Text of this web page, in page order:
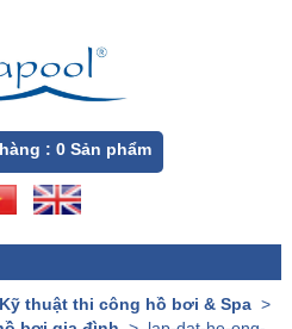
: 0Sản phẩm
Kỹ thuật thi công hồ bơi & Spa>